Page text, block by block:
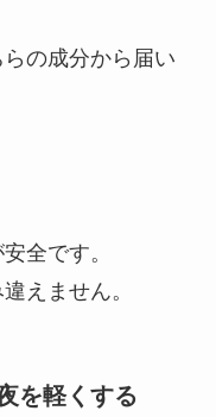
の成分から届い
全です。
えません。
を軽くする